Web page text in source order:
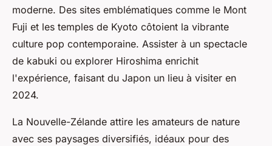
moderne. Des sites emblématiques comme le Mont
Fuji et les temples de Kyoto côtoient la vibrante
culture pop contemporaine. Assister à un spectacle
de kabuki ou explorer Hiroshima enrichit
l'expérience, faisant du Japon un lieu à visiter en
2024.
La Nouvelle-Zélande attire les amateurs de nature
avec ses paysages diversifiés, idéaux pour des